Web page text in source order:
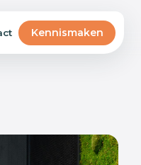
Kennismaken